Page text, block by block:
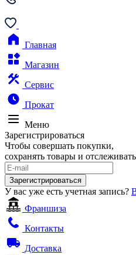
Главная
Магазин
Сервис
Прокат
Меню
Зарегистрироваться
Чтобы совершать покупки,
сохранять товары и
Зарегистрироваться
У вас уже есть учетная запись?
Франшиза
Контакты
Доставка